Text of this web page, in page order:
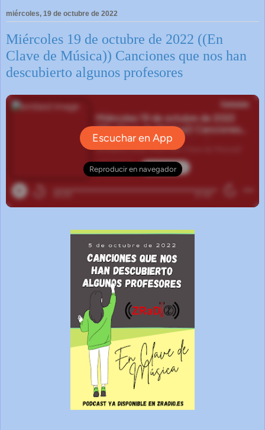
miércoles, 19 de octubre de 2022
Miércoles 19 de octubre de 2022 ((En
Clave de Música)) Canciones que nos han
descubierto algunos profesores